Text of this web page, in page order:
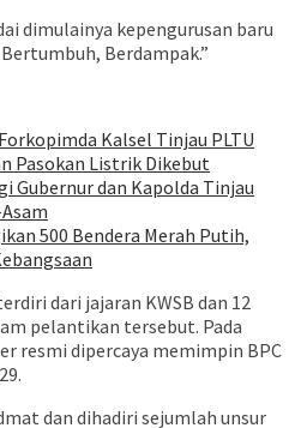
dimulainya kepengurusan baru
Berdampak.”
Kalsel Tinjau PLTU
Pasokan Listrik Dikebut
Gubernur dan Kapolda Tinjau
500 Bendera Merah Putih,
dari jajaran KWSB dan 12
pelantikan tersebut. Pada
resmi dipercaya memimpin BPC
dan dihadiri sejumlah unsur